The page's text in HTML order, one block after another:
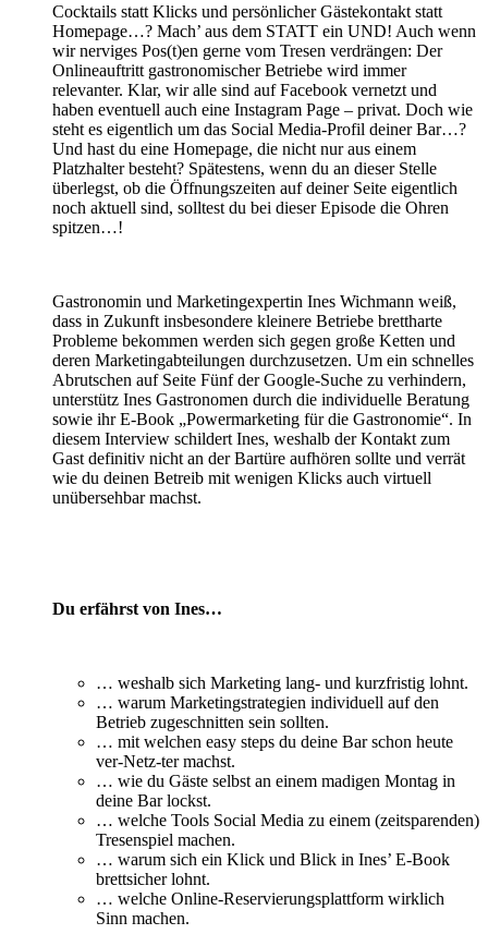
Cocktails statt Klicks und persönlicher Gästekontakt statt
Homepage…? Mach’ aus dem STATT ein UND! Auch wenn
wir nerviges Pos(t)en gerne vom Tresen verdrängen: Der
Onlineauftritt gastronomischer Betriebe wird immer
relevanter. Klar, wir alle sind auf Facebook vernetzt und
haben eventuell auch eine Instagram Page – privat. Doch wie
steht es eigentlich um das Social Media-Profil deiner Bar…?
Und hast du eine Homepage, die nicht nur aus einem
Platzhalter besteht? Spätestens, wenn du an dieser Stelle
überlegst, ob die Öffnungszeiten auf deiner Seite eigentlich
noch aktuell sind, solltest du bei dieser Episode die Ohren
spitzen…!
Gastronomin und Marketingexpertin Ines Wichmann weiß,
dass in Zukunft insbesondere kleinere Betriebe brettharte
Probleme bekommen werden sich gegen große Ketten und
deren Marketingabteilungen durchzusetzen. Um ein schnelles
Abrutschen auf Seite Fünf der Google-Suche zu verhindern,
unterstütz Ines Gastronomen durch die individuelle Beratung
sowie ihr E-Book „Powermarketing für die Gastronomie“. In
diesem Interview schildert Ines, weshalb der Kontakt zum
Gast definitiv nicht an der Bartüre aufhören sollte und verrät
wie du deinen Betreib mit wenigen Klicks auch virtuell
unübersehbar machst.
Du erfährst von Ines…
… weshalb sich Marketing lang- und kurzfristig lohnt.
… warum Marketingstrategien individuell auf den
Betrieb zugeschnitten sein sollten.
… mit welchen easy steps du deine Bar schon heute
ver-Netz-ter machst.
… wie du Gäste selbst an einem madigen Montag in
deine Bar lockst.
… welche Tools Social Media zu einem (zeitsparenden)
Tresenspiel machen.
… warum sich ein Klick und Blick in Ines’ E-Book
brettsicher lohnt.
… welche Online-Reservierungsplattform wirklich
Sinn machen.